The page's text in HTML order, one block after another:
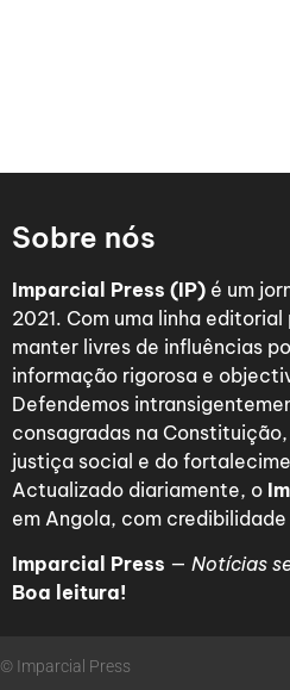
Sobre nós
Imparcial Press (IP) é um
2021. Com uma linha
manter livres de influências
informação rigorosa e
Defendemos
consagradas na
justiça social e do
Actualizado diariamente, o
em Angola, com
Imparcial Press — Notícias
Boa leitura!
© Imparcial Press